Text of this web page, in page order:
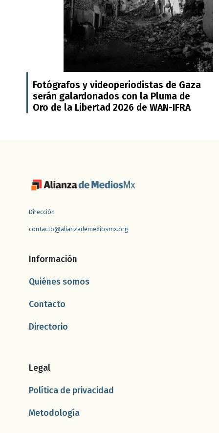
Fotógrafos y videoperiodistas de Gaza
serán galardonados con la Pluma de
Oro de la Libertad 2026 de WAN-IFRA
Dirección
contacto@alianzademediosmx.org
Información
Quiénes somos
Contacto
Directorio
Legal
Política de privacidad
Metodología